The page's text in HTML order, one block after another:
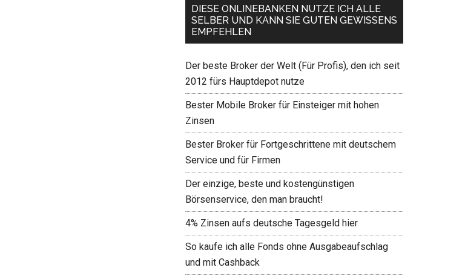
DIESE ONLINEBANKEN NUTZE ICH ALLE
SELBER UND KANN SIE GUTEN GEWISSENS
EMPFEHLEN
Der beste Broker der Welt (Für Profis), den ich seit
2012 fürs Hauptdepot nutze
Bester Mobile Broker für Einsteiger mit hohen
Zinsen
Bester Broker für Fortgeschrittene mit deutschem
Service und für Firmen
Der einzige, beste und kostengünstigen
Börsenservice, den man braucht!
4% Zinsen aufs deutsche Tagesgeld hier
So kaufe ich alle Fonds ohne Ausgabeaufschlag
und mit Cashback